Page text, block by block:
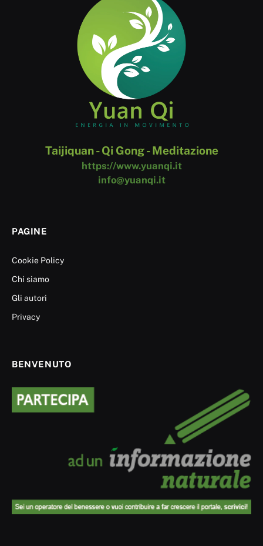
Taijiquan - Qi Gong - Meditazione
https://www.yuanqi.it
info@yuanqi.it
PAGINE
Cookie Policy
Chi siamo
Gli autori
Privacy
BENVENUTO